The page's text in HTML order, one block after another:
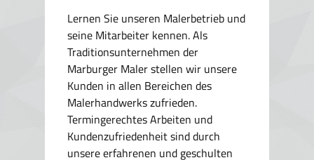
Lernen Sie unseren Malerbetrieb und
seine Mitarbeiter kennen. Als
Traditionsunternehmen der
Marburger Maler stellen wir unsere
Kunden in allen Bereichen des
Malerhandwerks zufrieden.
Termingerechtes Arbeiten und
Kundenzufriedenheit sind durch
unsere erfahrenen und geschulten